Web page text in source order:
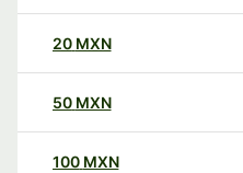
20 MXN
50 MXN
100 MXN